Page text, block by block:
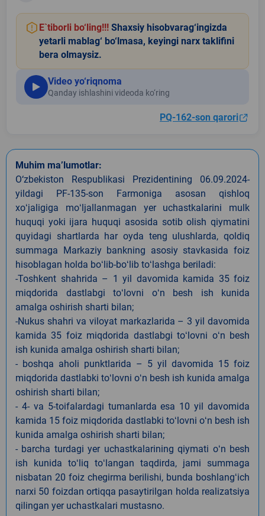
E`tiborli bo‘ling!!! Shaxsiy hisobvarag‘ingizda
yetarli mablag‘ bo‘lmasa, keyingi narx taklifini
bera olmaysiz.
Video yo‘riqnoma
Qanday ishlashini videoda ko‘ring
PQ-162-son qarori
Muhim ma’lumotlar:
O‘zbekiston Respublikasi Prezidentining 06.09.2024-
yildagi PF-135-son Farmoniga asosan qishloq
xoʻjaligiga moʻljallanmagan yer uchastkalarini mulk
huquqi yoki ijara huquqi asosida sotib olish qiymatini
quyidagi shartlarda har oyda teng ulushlarda, qoldiq
summaga Markaziy bankning asosiy stavkasida foiz
hisoblagan holda boʻlib-boʻlib toʻlashga beriladi:
-Toshkent shahrida – 1 yil davomida kamida 35 foiz
miqdorida dastlabgi toʻlovni oʻn besh ish kunida
amalga oshirish sharti bilan;
-Nukus shahri va viloyat markazlarida – 3 yil davomida
kamida 35 foiz miqdorida dastlabgi toʻlovni oʻn besh
ish kunida amalga oshirish sharti bilan;
- boshqa aholi punktlarida – 5 yil davomida 15 foiz
miqdorida dastlabki toʻlovni oʻn besh ish kunida amalga
oshirish sharti bilan;
- 4- va 5-toifalardagi tumanlarda esa 10 yil davomida
kamida 15 foiz miqdorida dastlabki toʻlovni oʻn besh ish
kunida amalga oshirish sharti bilan;
- barcha turdagi yer uchastkalarining qiymati oʻn besh
ish kunida toʻliq toʻlangan taqdirda, jami summaga
nisbatan 20 foiz chegirma berilishi, bunda boshlangʻich
narxi 50 foizdan ortiqqa pasaytirilgan holda realizatsiya
qilingan yer uchastkalari mustasno.